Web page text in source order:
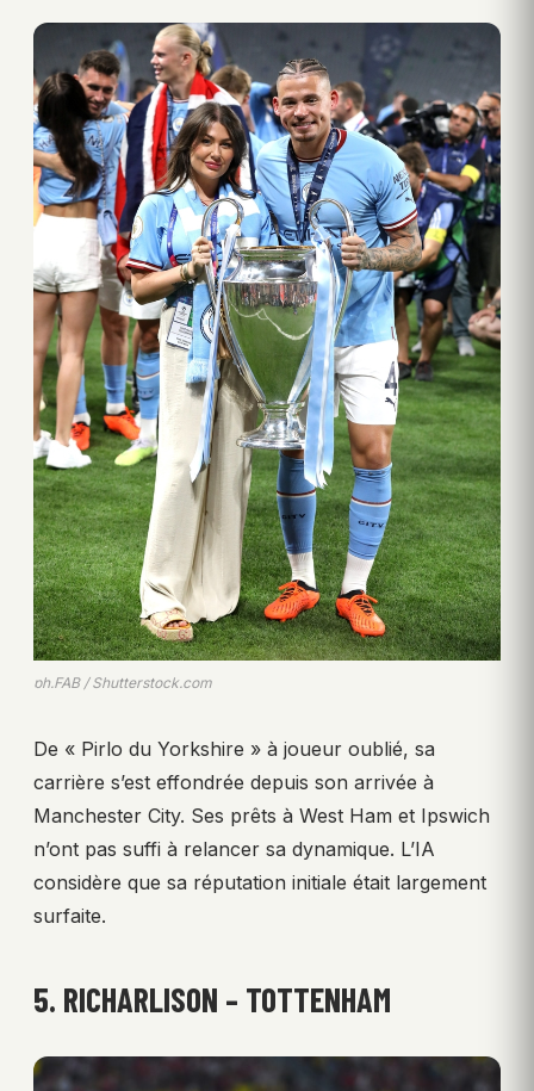
ph.FAB / Shutterstock.com
De « Pirlo du Yorkshire » à joueur oublié, sa
carrière s’est effondrée depuis son arrivée à
Manchester City. Ses prêts à West Ham et Ipswich
n’ont pas suffi à relancer sa dynamique. L’IA
considère que sa réputation initiale était largement
surfaite.
5. RICHARLISON – TOTTENHAM